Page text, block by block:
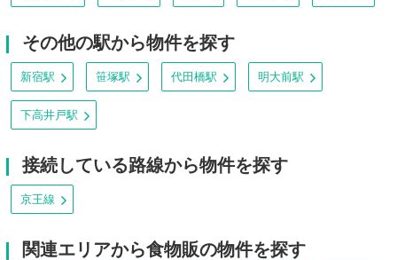
その他の駅から物件を探す
新宿駅 笹塚駅 代田橋駅 明大前駅
下高井戸駅
接続している路線から物件を探す
京王線
関連エリアから食物販の物件を探す